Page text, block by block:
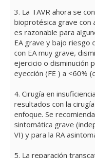
3. La TAVR ahora se
bioprotésica grave con
es razonable para
EA grave y bajo riesgo
con EA muy grave,
ejercicio o disminución
eyección (FE ) a <60%
4. Cirugía en
resultados con la
enfoque. Se
sintomática grave
VI) y para la RA
5. La reparación